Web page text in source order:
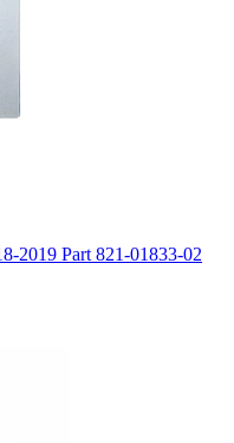
2019 Part 821-01833-02